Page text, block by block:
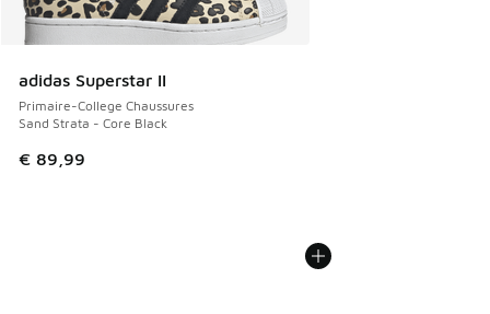
adidas Superstar II
Primaire-College Chaussures
Sand Strata - Core Black
€ 89,99